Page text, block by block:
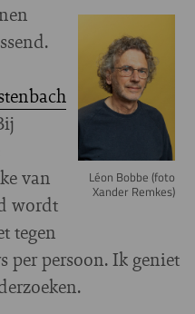
Léon Bobbe (foto
Xander Remkes)
van
wordt
tegen
per persoon. Ik geniet